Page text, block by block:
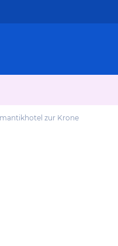
zur Krone